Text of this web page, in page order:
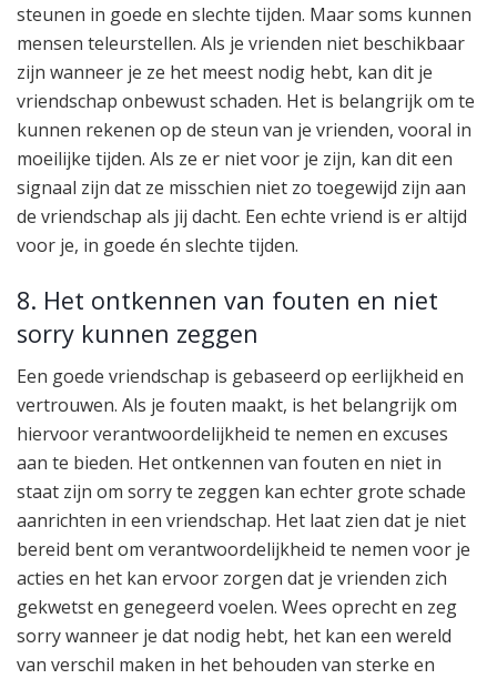
steunen in goede en slechte tijden. Maar soms kunnen
mensen teleurstellen. Als je vrienden niet beschikbaar
zijn wanneer je ze het meest nodig hebt, kan dit je
vriendschap onbewust schaden. Het is belangrijk om te
kunnen rekenen op de steun van je vrienden, vooral in
moeilijke tijden. Als ze er niet voor je zijn, kan dit een
signaal zijn dat ze misschien niet zo toegewijd zijn aan
de vriendschap als jij dacht. Een echte vriend is er altijd
voor je, in goede én slechte tijden.
8. Het ontkennen van fouten en niet
sorry kunnen zeggen
Een goede vriendschap is gebaseerd op eerlijkheid en
vertrouwen. Als je fouten maakt, is het belangrijk om
hiervoor verantwoordelijkheid te nemen en excuses
aan te bieden. Het ontkennen van fouten en niet in
staat zijn om sorry te zeggen kan echter grote schade
aanrichten in een vriendschap. Het laat zien dat je niet
bereid bent om verantwoordelijkheid te nemen voor je
acties en het kan ervoor zorgen dat je vrienden zich
gekwetst en genegeerd voelen. Wees oprecht en zeg
sorry wanneer je dat nodig hebt, het kan een wereld
van verschil maken in het behouden van sterke en